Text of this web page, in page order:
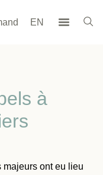
EN
à
majeurs ont eu lieu